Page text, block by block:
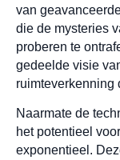
van
die de mysteries
proberen te
gedeelde visie
ruimteverkenning
Naarmate de
het potentieel
exponentieel.